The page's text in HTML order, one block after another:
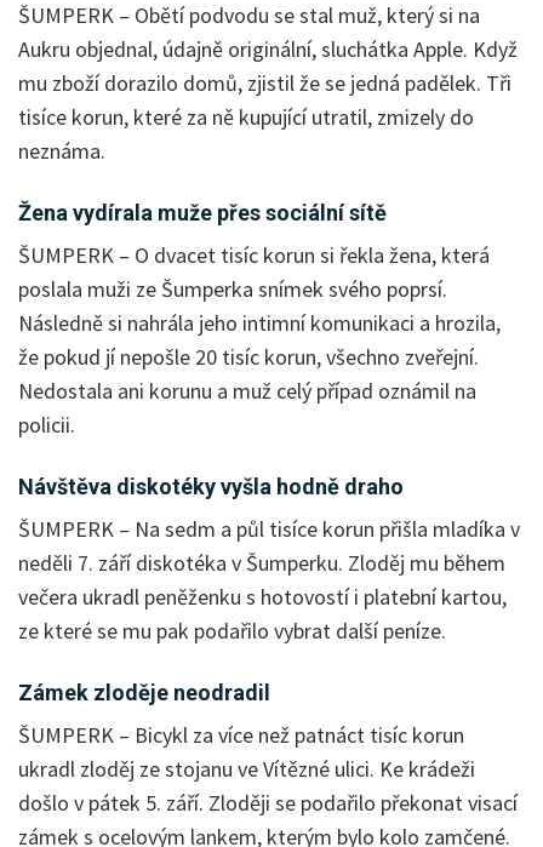
ŠUMPERK – Obětí podvodu se stal muž, který si na
Aukru objednal, údajně originální, sluchátka Apple. Když
mu zboží dorazilo domů, zjistil že se jedná padělek. Tři
tisíce korun, které za ně kupující utratil, zmizely do
neznáma.
Žena vydírala muže přes sociální sítě
ŠUMPERK – O dvacet tisíc korun si řekla žena, která
poslala muži ze Šumperka snímek svého poprsí.
Následně si nahrála jeho intimní komunikaci a hrozila,
že pokud jí nepošle 20 tisíc korun, všechno zveřejní.
Nedostala ani korunu a muž celý případ oznámil na
policii.
Návštěva diskotéky vyšla hodně draho
ŠUMPERK – Na sedm a půl tisíce korun přišla mladíka v
neděli 7. září diskotéka v Šumperku. Zloděj mu během
večera ukradl peněženku s hotovostí i platební kartou,
ze které se mu pak podařilo vybrat další peníze.
Zámek zloděje neodradil
ŠUMPERK – Bicykl za více než patnáct tisíc korun
ukradl zloděj ze stojanu ve Vítězné ulici. Ke krádeži
došlo v pátek 5. září. Zloději se podařilo překonat visací
zámek s ocelovým lankem, kterým bylo kolo zamčené.